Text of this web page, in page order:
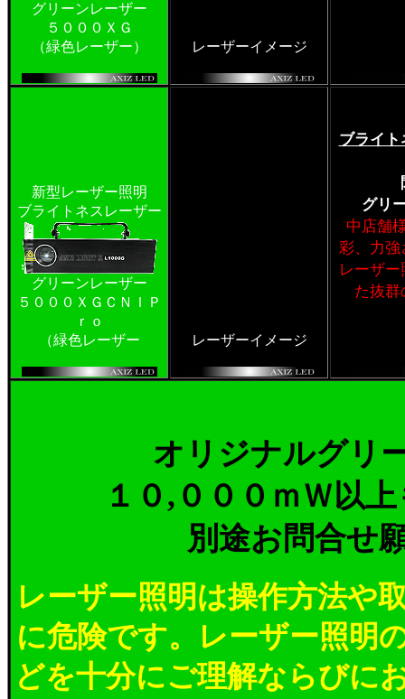
グリーンレーザー
５０００ＸＧ
（緑色レーザー）
レーザーイメージ
新型レーザー照明
ブライトネスレーザー
グリーンレーザー
５０００ＸＧＣＮＩＰ
ｒｏ
（緑色レーザー
レーザーイメージ
ブライ
グリ
中店舗
彩、力強
レーザ
た抜群
オリジナルグリ
１０,０００ｍＷ以
別途お問合せ
レーザー照明は操作方法や
に危険です。レーザー照明
どを十分にご理解ならびに